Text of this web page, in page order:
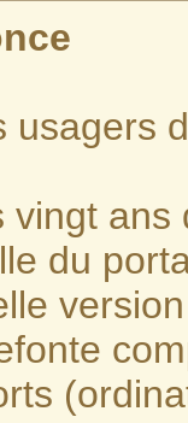
usagers
vingt ans
du